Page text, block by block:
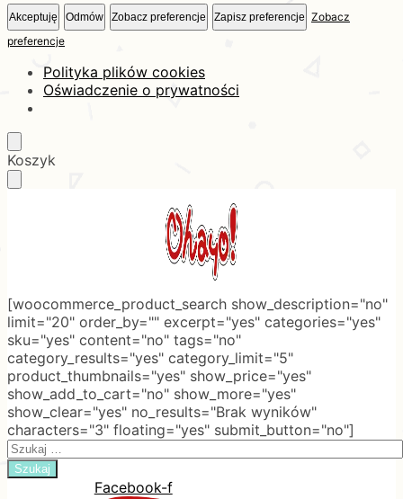
Akceptuję Odmów Zobacz preferencje Zapisz preferencje Zobacz
preferencje
Polityka plików cookies
Oświadczenie o prywatności
Skip
to
Skip
to
Koszyk
[woocommerce_product_search show_description="no"
limit="20" order_by="" excerpt="yes" categories="yes"
sku="yes" content="no" tags="no"
category_results="yes" category_limit="5"
product_thumbnails="yes" show_price="yes"
show_add_to_cart="no" show_more="yes"
show_clear="yes" no_results="Brak wyników"
characters="3" floating="yes" submit_button="no"]
Search
for:
Facebook-f